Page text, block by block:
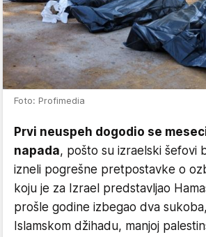
Foto: Profimedia
Prvi neuspeh dogodio se
napada, pošto su izraelski šefovi
izneli pogrešne pretpostavke o
koju je za Izrael predstavljao
prošle godine izbegao dva
Islamskom džihadu, manjoj